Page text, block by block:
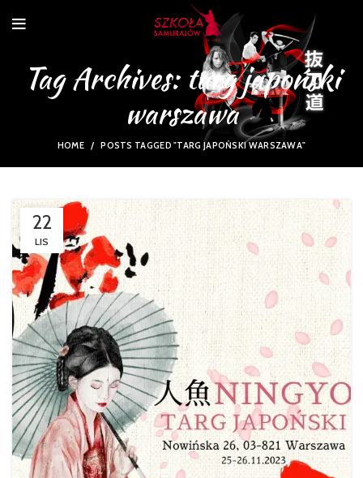
Tag Archives: targ japoński
warszawa
HOME POSTS TAGGED "TARG JAPOŃSKI WARSZAWA"
22
LIS